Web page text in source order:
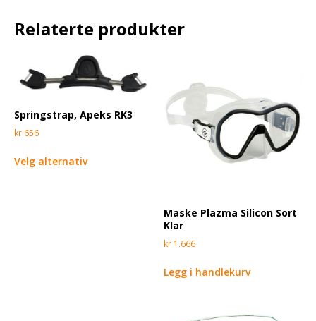
Relaterte produkter
Springstrap, Apeks RK3
kr 656
Velg alternativ
Maske Plazma Silicon Sort
Klar
kr 1.666
Legg i handlekurv